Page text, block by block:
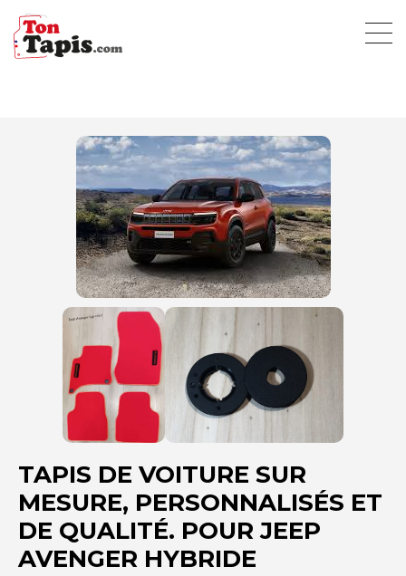
TAPIS DE VOITURE SUR
MESURE, PERSONNALISÉS ET
DE QUALITÉ. POUR JEEP
AVENGER HYBRIDE